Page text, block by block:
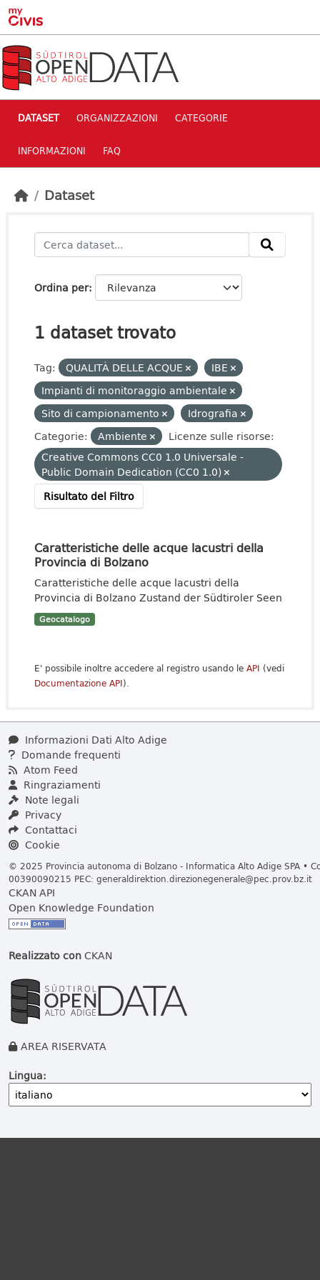
Skip to main content
DATASET ORGANIZZAZIONI CATEGORIE
INFORMAZIONI FAQ
Dataset
Ordina per
1 dataset trovato
Tag: QUALITÀ DELLE ACQUE
IBE
Impianti di monitoraggio ambientale
Sito di campionamento
Idrografia
Categorie:
Ambiente
Licenze sulle risorse:
Creative Commons CC0 1.0 Universale -
Public Domain Dedication (CC0 1.0)
Risultato del Filtro
Caratteristiche delle acque lacustri della
Provincia di Bolzano
Caratteristiche delle acque lacustri della
Provincia di Bolzano Zustand der Südtiroler Seen
Geocatalogo
E' possibile inoltre accedere al registro usando le API (vedi
Documentazione API).
Informazioni Dati Alto Adige
Domande frequenti
Atom Feed
Ringraziamenti
Note legali
Privacy
Contattaci
Cookie
© 2025 Provincia autonoma di Bolzano - Informatica Alto Adige SPA •
00390090215 PEC: generaldirektion.direzionegenerale@pec.prov.bz.it
CKAN API
Open Knowledge Foundation
Realizzato conCKAN
AREA RISERVATA
Lingua